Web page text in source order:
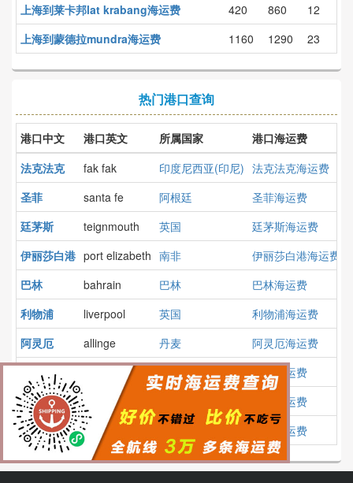
上海到莱卡邦lat krabang海运费
420 860
12
上海到蒙德拉mundra海运费
1160 1290 23
热门港口查询
港口中文 港口英文 所属国家
港口海运费
法克法克
fak fak 印度尼西亚(印尼) 法克法克海运费
圣菲
santa fe 阿根廷
圣菲海运费
廷茅斯
teignmouth 英国
廷茅斯海运费
伊丽莎白港 port elizabeth 南非
伊丽莎白港海运费
巴林
bahrain 巴林
巴林海运费
利物浦
liverpool 英国
利物浦海运费
阿灵厄
allinge 丹麦
阿灵厄海运费
刻赤
俄罗斯
刻赤海运费
普吉
phuket
普吉海运费
苏佩
supe 秘鲁 苏佩海运费